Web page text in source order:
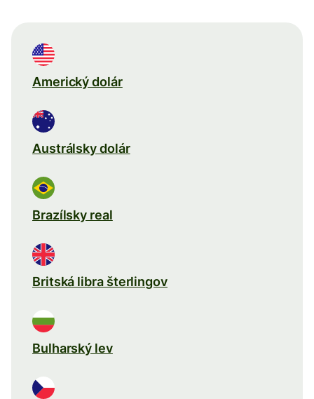
Americký dolár
Austrálsky dolár
Brazílsky real
Britská libra šterlingov
Bulharský lev